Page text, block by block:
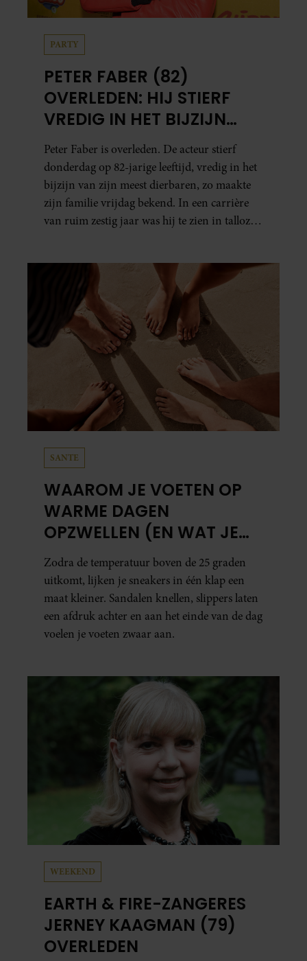
PARTY
PETER FABER (82)
OVERLEDEN: HIJ STIERF
VREDIG IN HET BIJZIJN
VAN ZIJN MEEST
DIERBAREN
Peter Faber is overleden. De acteur stierf
donderdag op 82-jarige leeftijd, vredig in het
bijzijn van zijn meest dierbaren, zo maakte
zijn familie vrijdag bekend. In een carrière
van ruim zestig jaar was hij te zien in talloze
SANTE
WAAROM JE VOETEN OP
WARME DAGEN
OPZWELLEN (EN WAT JE
ERAAN KUNT DOEN)
Zodra de temperatuur boven de 25 graden
uitkomt, lijken je sneakers in één klap een
maat kleiner. Sandalen knellen, slippers laten
een afdruk achter en aan het einde van de dag
voelen je voeten zwaar aan.
WEEKEND
EARTH & FIRE-ZANGERES
JERNEY KAAGMAN (79)
OVERLEDEN